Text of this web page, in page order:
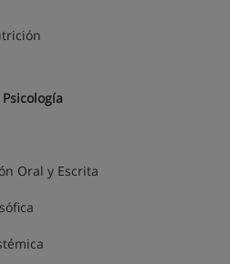
Psicología
Oral y Escrita